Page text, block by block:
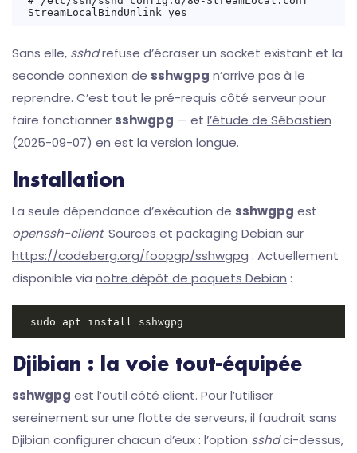
Sans elle, sshdrefuse d’écraser un socket existant et la
seconde connexion de sshwgpg n’arrive pas à le
reprendre. C’est tout le pré-requis côté serveur pour
faire fonctionner sshwgpg — et l’étude de Sébastien
(2025-09-07) en est la version longue.
Installation
La seule dépendance d’exécution de sshwgpg est
openssh-client. Sources et packaging Debian sur
https://codeberg.org/foopgp/sshwgpg . Actuellement
disponible via notre dépôt de paquets Debian :
Djibian : la voie tout-équipée
sshwgpg est l’outil côté client. Pour l’utiliser
sereinement sur une flotte de serveurs, il faudrait sans
Djibian configurer chacun d’eux : l’option sshdci-dessus,